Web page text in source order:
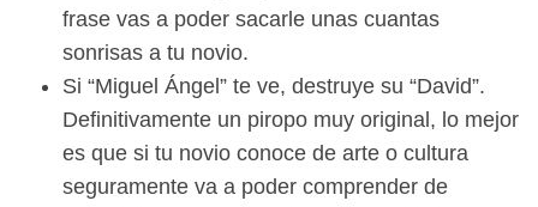
frase vas a poder sacarle unas cuantas
sonrisas a tu novio.
Si “Miguel Ángel” te ve, destruye su “David”.
Definitivamente un piropo muy original, lo mejor
es que si tu novio conoce de arte o cultura
seguramente va a poder comprender de